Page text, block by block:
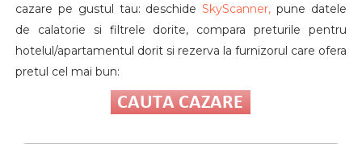
cazare pe gustul tau: deschideSkyScanner, pune datele
de calatorie si filtrele dorite, compara preturile pentru
hotelul/apartamentul dorit si rezerva la furnizorul care ofera
pretul cel mai bun: